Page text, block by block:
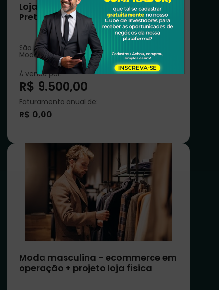
Loja próximo ao Centro de S. J. Rio
Preto - SP
São José do Rio Preto - SP
Moda e Vestuário
À venda por:
R$ 9.500,00
Faturamento anual de:
R$ 0,00
Moda masculina - ecommerce em
operação + projeto loja física